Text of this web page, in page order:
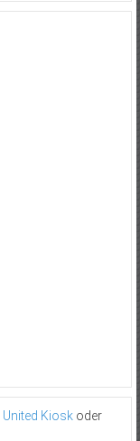
United Kioskoder